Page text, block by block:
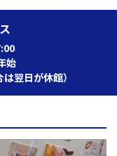
始
翌日が休館）